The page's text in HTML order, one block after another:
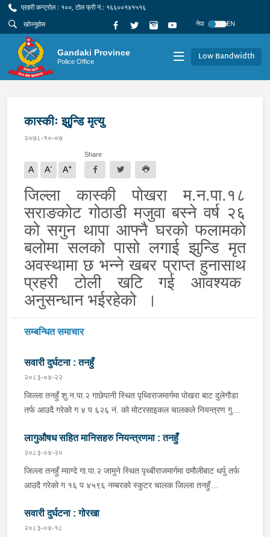
प्रहरी कन्ट्रोल : १००, टोल फ्री नं.: १६६००१४१५१६
नेपा
EN
Gandaki Province
Police Office Low Bandwidth
कास्कीः झु्न्डि मृत्यु
२०७८-१०-०७
A A- A+
Share
जिल्ला कास्की पोखरा म.न.पा.१८
सराङकोट गोठाडी मजुवा बस्ने वर्ष २६
को सगुन थापा आफ्नै घरको फलामको
बलोमा सलको पासो लगाई झुन्डि मृत
अवस्थामा छ भन्ने खबर प्राप्त हुनासाथ
प्रहरी टोली खटि गई आवश्यक
अनुसन्धान भईरहेको ।
सम्बन्धित समाचार
सवारी दुर्घटना : तनहुँ
२०८३-०४-२२
जिल्ला तनहुँ शु.न.पा.२ गाछेपानी स्थित पृथ्विराजमार्गमा पोखरा बाट दुलेगौडा
तर्फ आउदै गरेको ग ४ प ६२६ नं. को मोटरसाइकल चालकले नियन्त्रण गुमाइ
जिल्ला कास्की पो.म.न.पा.३३ बस्ने बर्ष ३९ को मन बहादुर पुन घाइते भइ
उपचारको लागी तनहुँ सेवा हस्पिटल दुलेगौडा ल्याईएकोमा प्राम्भिक उपचार
पश्चात थप उपचारको लागी ०७:५५ बजे पोखरा रिफर भएको ।
लागुऔषध सहित मानिसहरु नियन्त्रणमा : तनहुँ
२०८३-०४-२०
जिल्ला तनहुँ म्याग्दे गा.पा.२ जामुने स्थित पृथ्बीराजमार्गमा दमौलीबाट थर्पु तर्फ
आउदै गरेको ग १६ प ४५९६ नम्बरको स्कुटर चालक जिल्ला तनहुँ
ऐ.५ बस्ने बर्ष ३४ को नरजंग राना स्कुटर रोकी सर्भिस लेनमा बसीरहेको
अबस्थामा थर्पुबाट खटिएको प्रहरी टोलिले शंकास्पद लागि चेकजाँच गर्ने
सवारी दुर्घटना : गोरखा
२०८३-०४-१८